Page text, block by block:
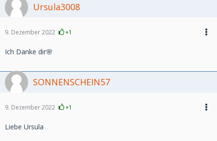
Ursula3008
9. Dezember 2022 +1
Ich Danke dir🌸
SONNENSCHEIN57
9. Dezember 2022 +1
Liebe Ursula